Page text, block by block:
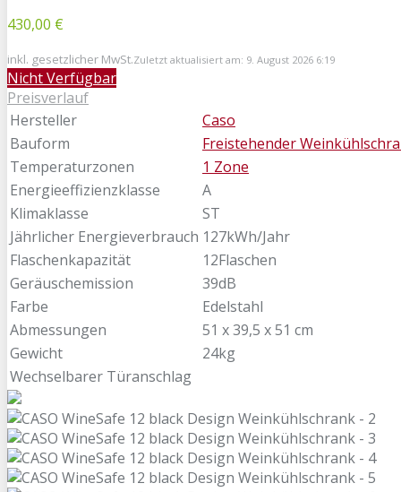
430,00 €
inkl. gesetzlicher MwSt.Zuletzt aktualisiert am: 9. August 2026 6:19
Nicht Verfügbar
Preisverlauf
Hersteller
Caso
Bauform
Freistehender
Temperaturzonen
1 Zone
Energieeffizienzklasse
A
Klimaklasse
ST
Jährlicher Energieverbrauch 127kWh/Jahr
Flaschenkapazität
12Flaschen
Geräuschemission
39dB
Farbe
Edelstahl
Abmessungen
51 x 39,5 x 51 cm
Gewicht
24kg
Wechselbarer Türanschlag